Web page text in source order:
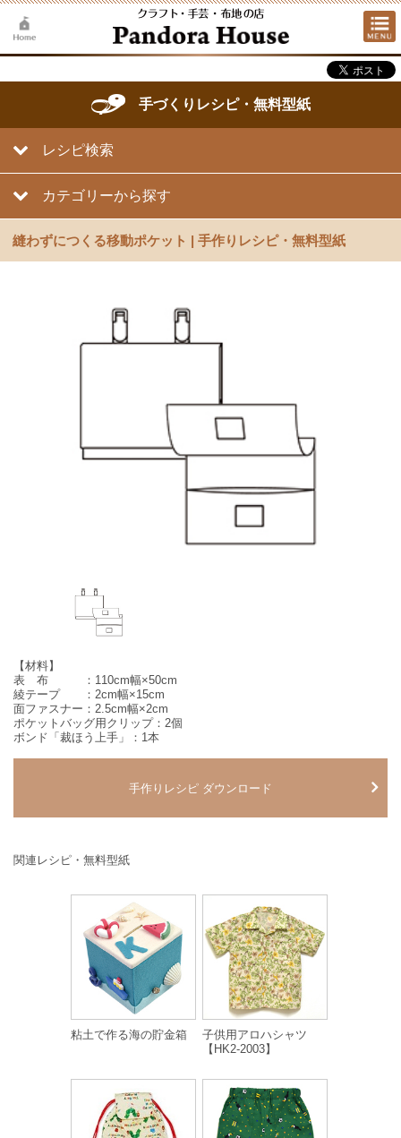
手づくりレシピ・無料型紙
レシピ検索
カテゴリーから探す
縫わずにつくる移動ポケット | 手作りレシピ・無料型紙
【材料】
表 布 ：110cm幅×50cm
綾テープ ：2cm幅×15cm
面ファスナー：2.5cm幅×2cm
ポケットバッグ用クリップ：2個
ボンド「裁ほう上手」：1本
手作りレシピ ダウンロード
関連レシピ・無料型紙
粘土で作る海の貯金箱
子供用アロハシャツ
【HK2-2003】